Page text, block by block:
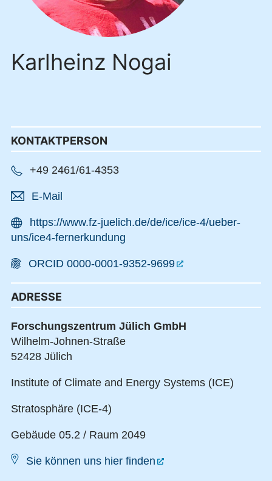
Karlheinz Nogai
KONTAKTPERSON
+49 2461/61-4353
E-Mail
https://www.fz-juelich.de/de/ice/ice-4/ueber-
uns/ice4-fernerkundung
ORCID 0000-0001-9352-9699
ADRESSE
Forschungszentrum Jülich GmbH
Wilhelm-Johnen-Straße
52428 Jülich
Institute of Climate and Energy Systems (ICE)
Stratosphäre (ICE-4)
Gebäude 05.2 / Raum 2049
Sie können uns hier finden